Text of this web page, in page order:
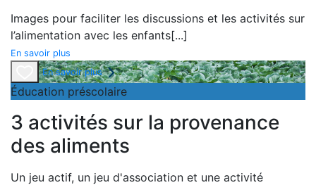
Images pour faciliter les discussions et les activités sur
l’alimentation avec les enfants[...]
En savoir plus
En savoir plus
Éducation préscolaire
3 activités sur la provenance
des aliments
Un jeu actif, un jeu d'association et une activité